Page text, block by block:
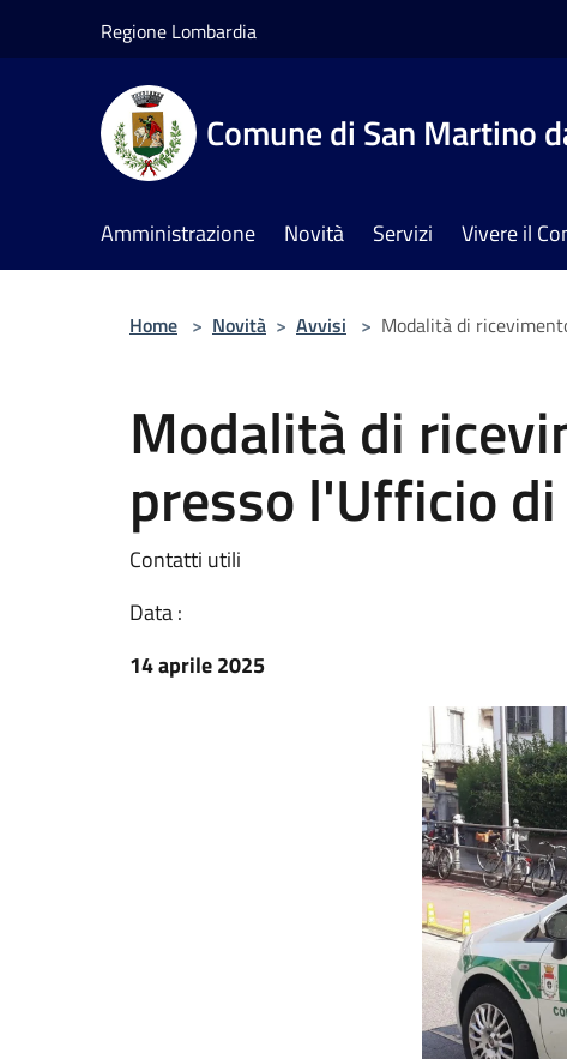
Regione Lombardia
Comune di San Martino
Amministrazione Novità Servizi Vivere il
Home > Novità > Avvisi > Modalità di
Modalità di
presso l'Ufficio
Contatti utili
Data :
14 aprile 2025